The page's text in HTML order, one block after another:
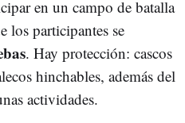
en un campo de batalla
los participantes se
. Hay protección: cascos
hinchables, además del
actividades.